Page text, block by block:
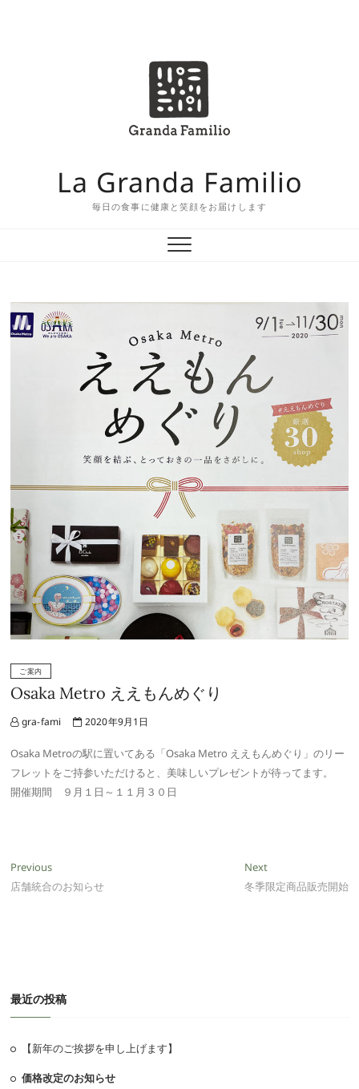
食
材
問
合
せ
ク
セ
ス
La Granda Familio
毎日の食事に健康と笑顔をお届けします
ご案内
Osaka Metro ええもんめぐり
gra-fami 2020年9月1日
Osaka Metroの駅に置いてある「Osaka Metro ええもんめぐり」のリー
フレットをご持参いただけると、美味しいプレゼントが待ってます。
開催期間 ９月１日～１１月３０日
投
稿
ー
シ
ョ
ン
PreviousPrevious
post:
店舗統合のお知らせ
NextNext
post:
冬季限定商品販売開始
最近の投稿
【新年のご挨拶を申し上げます】
価格改定のお知らせ